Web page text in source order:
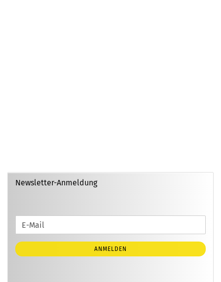
Newsletter-Anmeldung
WEITER
ZUR
NEWSLETTER-
ANMELDUNG
E-
Mail
ANMELDEN